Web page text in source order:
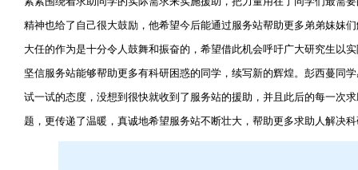
精神也给了自己很大鼓励，他希望今后能通过服务站帮助更多弟弟妹妹
大任的作为是十分令人鼓舞和振奋的，希望借此机会呼吁广大研究生以
坚信服务站能够帮助更多有科研困惑的同学，续写新的辉煌。彭西蔓同
试一试的态度，没想到很快就收到了服务站的援助，并且此后的每一次
题，更传递了温暖，真诚地希望服务站不断壮大，帮助更多求助人解决